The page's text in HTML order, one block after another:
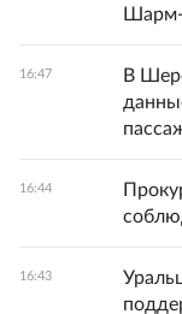
16:47
В
16:44
16:43